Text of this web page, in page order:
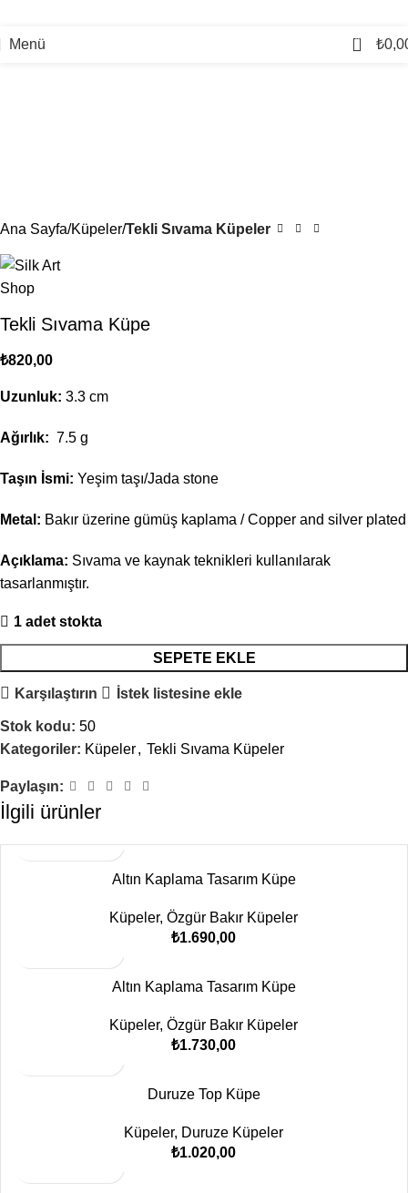
Menü 0 ₺
Ana Sayfa Küpeler Tekli Sıvama Küpeler
Tekli Sıvama Küpe
₺820,00
Uzunluk: 3.3 cm
Ağırlık: 7.5 g
Taşın İsmi: Yeşim taşı/Jada stone
Metal: Bakır üzerine gümüş kaplama / Copper and silver plated
Açıklama: Sıvama ve kaynak teknikleri kullanılarak
tasarlanmıştır.
1 adet stokta
SEPETE EKLE
Karşılaştırın İstek listesine ekle
Stok kodu: 50
Kategoriler: Küpeler, Tekli Sıvama Küpeler
Paylaşın:
İlgili ürünler
Altın Kaplama Tasarım Küpe
Küpeler, Özgür Bakır Küpeler
₺1.690,00
Altın Kaplama Tasarım Küpe
Küpeler, Özgür Bakır Küpeler
₺1.730,00
Duruze Top Küpe
Küpeler, Duruze Küpeler
₺1.020,00